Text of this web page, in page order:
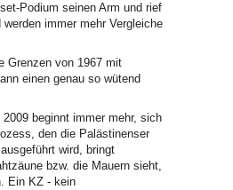
Podium seinen Arm und rief
immer mehr Vergleiche
Grenzen von 1967 mit
einen genau so wütend
beginnt immer mehr, sich
den die Palästinenser
wird, bringt
bzw. die Mauern sieht,
Ein KZ - kein